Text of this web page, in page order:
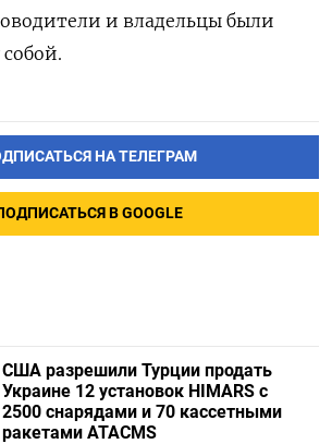
и владельцы были
НА ТЕЛЕГРАМ
В GOOGLE
США разрешили Турции продать
Украине 12 установок HIMARS с
2500 снарядами и 70 кассетными
ракетами ATACMS